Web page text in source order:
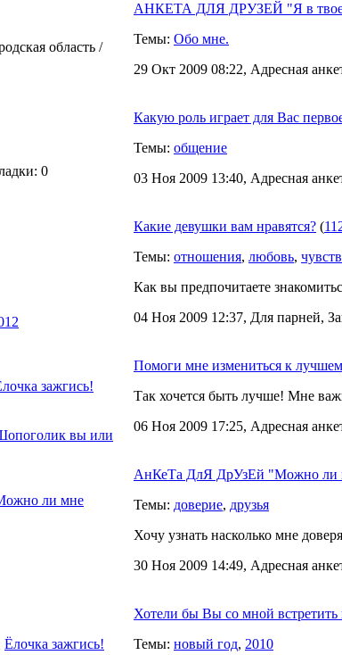
область /
0
зажгись!
вы или
ли мне
Ёлочка зажгись!
АНКЕТА ДЛЯ ДРУЗЕЙ "Я в
Темы: Обо мне.
29 Окт 2009 08:22, Адресная
Какую роль играет для Вас
Темы: общение
03 Ноя 2009 13:40, Адресная
Какие девушки вам нравятся? (
Темы: отношения, любовь,
Как вы предпочитаете
04 Ноя 2009 12:37, Для парней,
Помоги мне измениться к
Так хочется быть лучше! Мне
06 Ноя 2009 17:25, Адресная
АнКеТа ДлЯ ДрУзЕй "Можно ли
Темы: доверие, друзья
Хочу узнать насколько мне
30 Ноя 2009 14:49, Адресная
Хотели бы Вы со мной встретить
Темы: новый год, 2010